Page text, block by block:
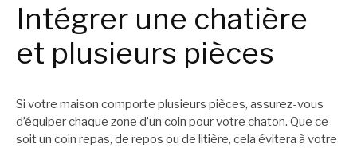
Intégrer une chatière
et plusieurs pièces
Si votre maison comporte plusieurs pièces, assurez-vous
d’équiper chaque zone d’un coin pour votre chaton. Que ce
soit un coin repas, de repos ou de litière, cela évitera à votre